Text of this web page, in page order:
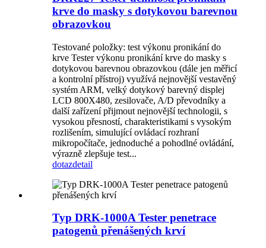
krve do masky s dotykovou barevnou
obrazovkou
Testované položky: test výkonu pronikání do
krve Tester výkonu pronikání krve do masky s
dotykovou barevnou obrazovkou (dále jen měřicí
a kontrolní přístroj) využívá nejnovější vestavěný
systém ARM, velký dotykový barevný displej
LCD 800X480, zesilovače, A/D převodníky a
další zařízení přijmout nejnovější technologii, s
vysokou přesností, charakteristikami s vysokým
rozlišením, simulující ovládací rozhraní
mikropočítače, jednoduché a pohodlné ovládání,
výrazně zlepšuje test...
dotazdetail
Typ DRK-1000A Tester penetrace
patogenů přenášených krví